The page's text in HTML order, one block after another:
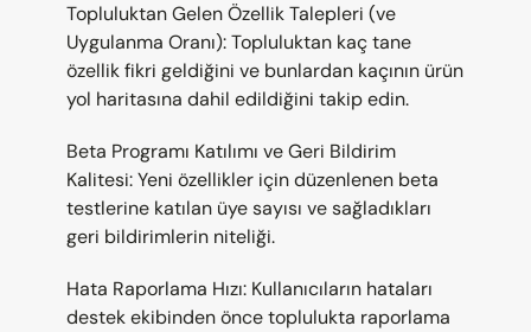
Topluluktan Gelen Özellik Talepleri (ve
Uygulanma Oranı): Topluluktan kaç tane
özellik fikri geldiğini ve bunlardan kaçının ürün
yol haritasına dahil edildiğini takip edin.
Beta Programı Katılımı ve Geri Bildirim
Kalitesi: Yeni özellikler için düzenlenen beta
testlerine katılan üye sayısı ve sağladıkları
geri bildirimlerin niteliği.
Hata Raporlama Hızı: Kullanıcıların hataları
destek ekibinden önce toplulukta raporlama